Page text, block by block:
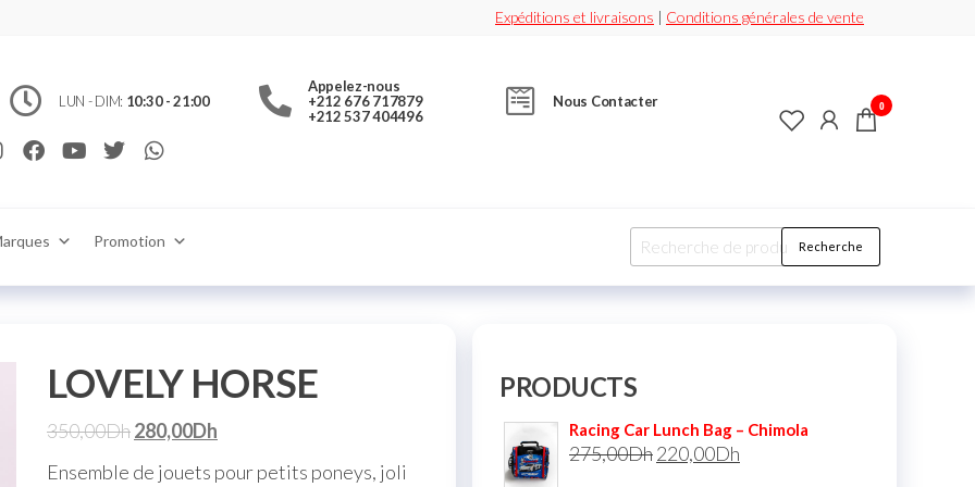
Expéditions et livraisons | Conditions générales de vente
jouetsLUN - DIM: 10:30 - 21:00
Appelez-nous
+212 676 717879
+212 537 404496
Nous Contacter 0
Promotion Recherche
LOVELY HORSE
350,00Dh280,00Dh
Ensemble de jouets pour petits poneys, joli
PRODUCTS
Racing Car Lunch Bag – Chimola
275,00Dh220,00Dh